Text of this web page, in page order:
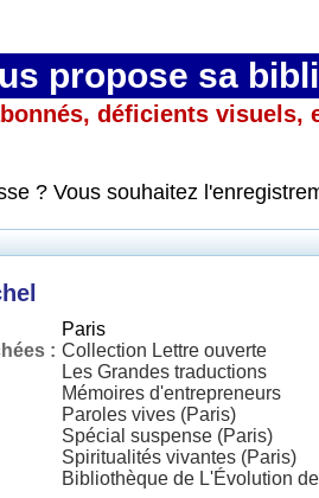
propose sa
déficients visuels,
? Vous souhaitez
Paris
: Collection Lettre ouverte
Les Grandes traductions
Mémoires d'entrepreneurs
Paroles vives (Paris)
Spécial suspense (Paris)
Spiritualités vivantes (Paris)
Bibliothèque de L'Évolution